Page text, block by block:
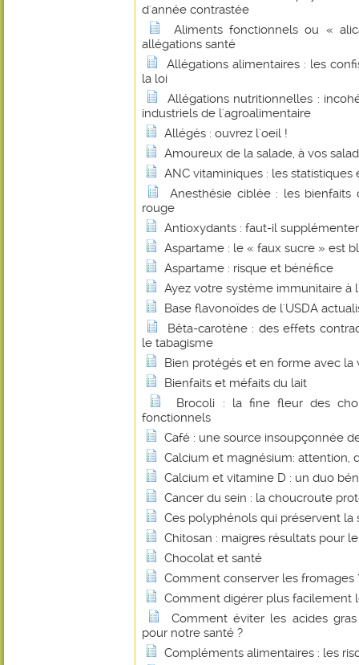
d'année contrastée
Aliments fonctionnels ou «
allégations santé
Allégations alimentaires : les
la loi
Allégations nutritionnelles :
industriels de l'agroalimentaire
Allégés : ouvrez l'oeil !
Amoureux de la salade, à vos
ANC vitaminiques : les statistiques
Anesthésie ciblée : les
rouge
Antioxydants : faut-il
Aspartame : le « faux sucre » est
Aspartame : risque et bénéfice
Ayez votre système immunitaire à
Base flavonoïdes de l'USDA
Bêta-carotène : des effets
le tabagisme
Bien protégés et en forme avec la
Bienfaits et méfaits du lait
Brocoli : la fine fleur des
fonctionnels
Café : une source insoupçonnée
Calcium et magnésium: attention,
Calcium et vitamine D : un duo
Cancer du sein : la choucroute
Ces polyphénols qui préservent la
Chitosan : maigres résultats pour
Chocolat et santé
Comment conserver les fromages
Comment digérer plus facilement
Comment éviter les acides
pour notre santé ?
Compléments alimentaires : les